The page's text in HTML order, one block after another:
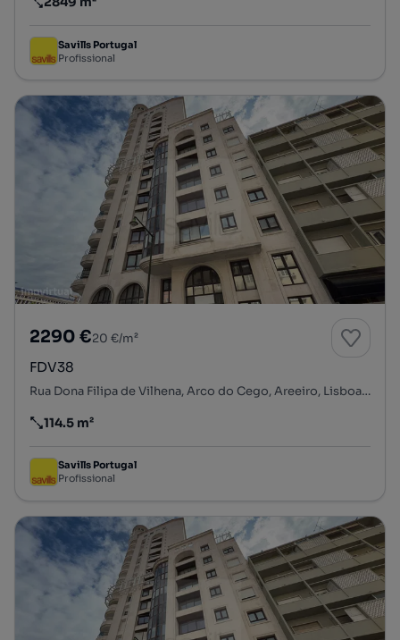
Preço por metro quadrado
Savills Portugal
Profissional
2290 €20 €/m²
FDV38
Rua Dona Filipa de Vilhena, Arco do Cego, Areeiro, Lisboa, Lisboa
Preço por metro quadrado
114.5 m²
Savills Portugal
Profissional